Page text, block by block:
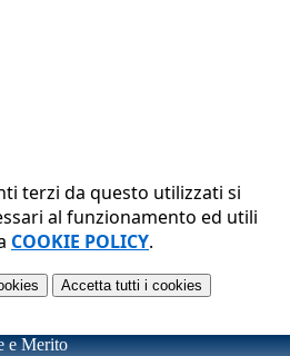
terzi da questo utilizzati si
al funzionamento ed utili
COOKIE POLICY.
Accetta tutti i cookies